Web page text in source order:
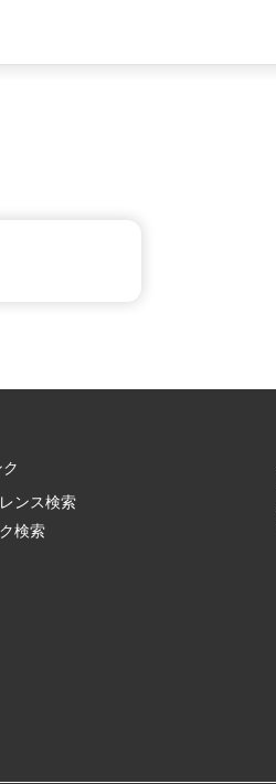
ンス検索
検索